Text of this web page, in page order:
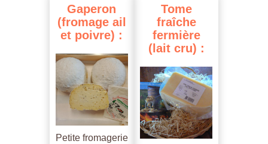
Gaperon
(fromage ail
et poivre) :
Petite fromagerie
Tome
fraîche
fermière
(lait cru) :